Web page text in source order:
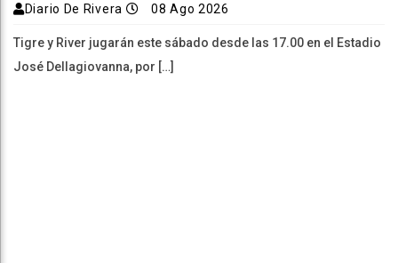
Diario De Rivera 08 Ago 2026
Tigre y River jugarán este sábado desde las 17.00 en el Estadio
José Dellagiovanna, por […]